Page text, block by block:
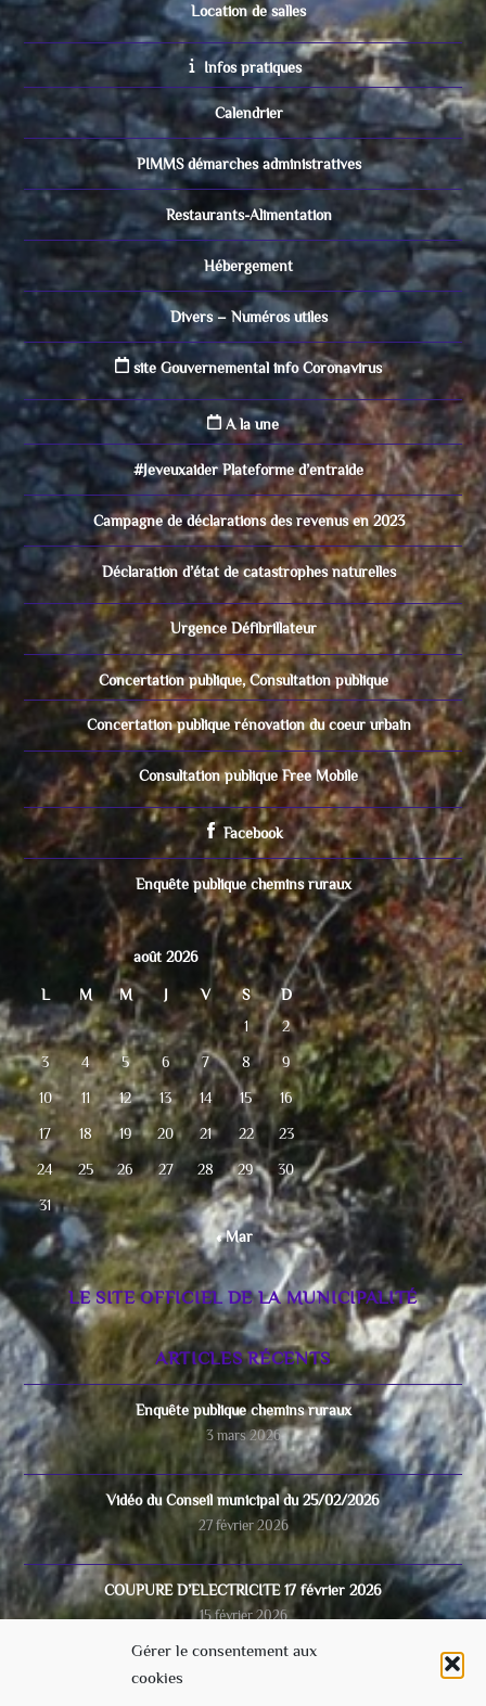
Gérer le consentement aux
cookies
Location de salles
Infos pratiques
Calendrier
PIMMS démarches administratives
Restaurants-Alimentation
Hébergement
Divers – Numéros utiles
site Gouvernemental info Coronavirus
A la une
#Jeveuxaider Plateforme d’entraide
Campagne de déclarations des revenus en 2023
Déclaration d’état de catastrophes naturelles
Urgence Défibrillateur
Concertation publique, Consultation publique
Concertation publique rénovation du coeur urbain
Consultation publique Free Mobile
Facebook
Enquête publique chemins ruraux
août 2026
L M M J V S
D
1
2
3 4 5 6 7 8 9
10 11 12 13 14 15 16
17 18 19 20 21 22 23
24 25 26 27 28 29 30
31
« Mar
LE SITE OFFICIEL DE LA MUNICIPALITÉ
ARTICLES RÉCENTS
Enquête publique chemins ruraux
3 mars 2026
Vidéo du Conseil municipal du 25/02/2026
27 février 2026
COUPURE D’ELECTRICITE 17 février 2026
15 février 2026
Video du conseil municipal du 28/11/2025